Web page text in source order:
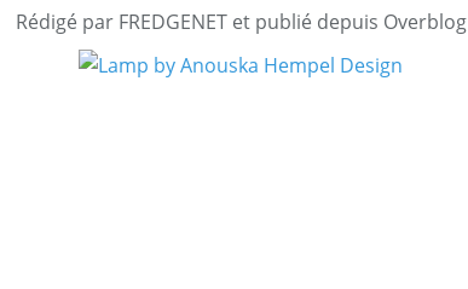
Rédigé par FREDGENET et publié depuis Overblog